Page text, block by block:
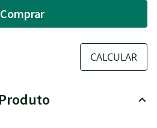
Comprar